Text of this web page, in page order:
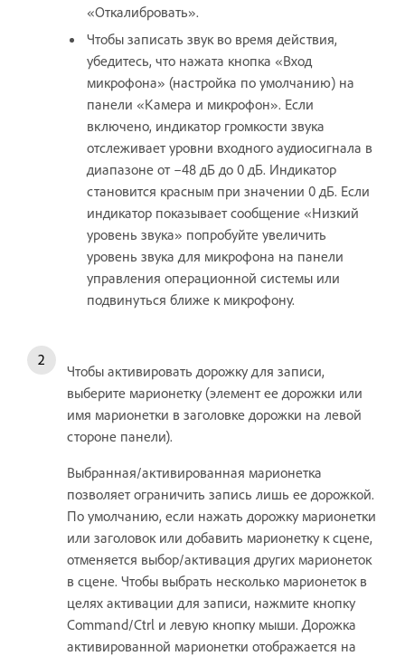
«Откалибровать».
Чтобы записать звук во время действия,
убедитесь, что нажата кнопка «Вход
микрофона» (настройка по умолчанию) на
панели «Камера и микрофон». Если
включено, индикатор громкости звука
отслеживает уровни входного аудиосигнала в
диапазоне от –48 дБ до 0 дБ. Индикатор
становится красным при значении 0 дБ. Если
индикатор показывает сообщение «Низкий
уровень звука» попробуйте увеличить
уровень звука для микрофона на панели
управления операционной системы или
подвинуться ближе к микрофону.
Чтобы активировать дорожку для записи,
выберите марионетку (элемент ее дорожки или
имя марионетки в заголовке дорожки на левой
стороне панели).
Выбранная/активированная марионетка
позволяет ограничить запись лишь ее дорожкой.
По умолчанию, если нажать дорожку марионетки
или заголовок или добавить марионетку к сцене,
отменяется выбор/активация других марионеток
в сцене. Чтобы выбрать несколько марионеток в
целях активации для записи, нажмите кнопку
Command/Ctrl и левую кнопку мыши. Дорожка
активированной марионетки отображается на